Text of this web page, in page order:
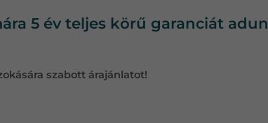
5 év teljes körű garanciát
szabott árajánlatot!